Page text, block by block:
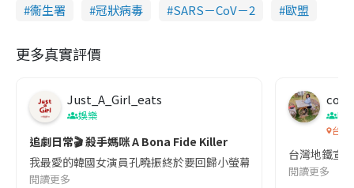
衞生署
冠狀病毒 SARS－CoV－2 歐盟
更多真實評價
Just_A_Girl_eats
娛樂
追劇日常🎬 殺手媽咪 A Bona Fide Killer
我最愛的韓國女演員孔曉振終於要回歸小螢幕啦!這次的劇本改編
閱讀更多
co
吹
台灣
台灣地鐵宣
閱讀更多